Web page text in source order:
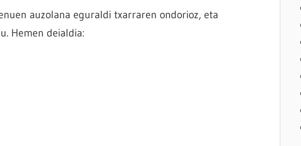
auzolana eguraldi txarraren ondorioz, eta
Hemen deialdia: